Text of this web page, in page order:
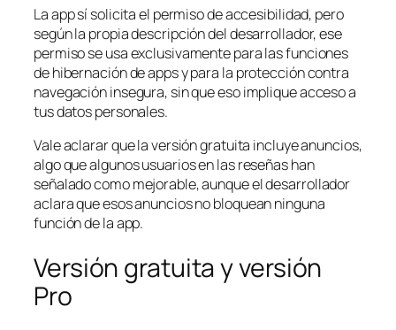
La app sí solicita el permiso de accesibilidad, pero
según la propia descripción del desarrollador, ese
permiso se usa exclusivamente para las funciones
de hibernación de apps y para la protección contra
navegación insegura, sin que eso implique acceso a
tus datos personales.
Vale aclarar que la versión gratuita incluye anuncios,
algo que algunos usuarios en las reseñas han
señalado como mejorable, aunque el desarrollador
aclara que esos anuncios no bloquean ninguna
función de la app.
Versión gratuita y versión
Pro